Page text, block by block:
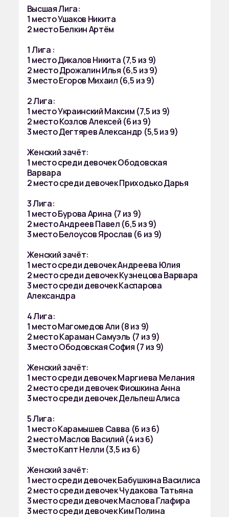
Высшая Лига:
1 место Ушаков Никита
2 место Белкин Артём
1 Лига :
1 место Дикалов Никита (7,5 из 9)
2 место Дрожалин Илья (6,5 из 9)
3 место Егоров Михаил (6,5 из 9)
2 Лига:
1 место Украинский Максим (7,5 из 9)
2 место Козлов Алексей (6 из 9)
3 место Дегтярев Александр (5,5 из 9)
Женский зачёт:
1 место среди девочек Ободовская
Варвара
2 место среди девочек Приходько Дарья
3 Лига:
1 место Бурова Арина (7 из 9)
2 место Андреев Павел (6,5 из 9)
3 место Белоусов Ярослав (6 из 9)
Женский зачёт:
1 место среди девочек Андреева Юлия
2 место среди девочек Кузнецова Варвара
3 место среди девочек Каспарова
Александра
4 Лига:
1 место Магомедов Али (8 из 9)
2 место Караман Самуэль (7 из 9)
3 место Ободовская София (7 из 9)
Женский зачёт:
1 место среди девочек Маргиева Мелания
2 место среди девочек Фиошкина Анна
3 место среди девочек Дельпеш Алиса
5 Лига:
1 место Карамышев Савва (6 из 6)
2 место Маслов Василий (4 из 6)
3 место Капт Нелли (3,5 из 6)
Женский зачёт:
1 место среди девочек Бабушкина Василиса
2 место среди девочек Чудакова Татьяна
3 место среди девочек Маслова Глафира
3 место среди девочек Ким Полина